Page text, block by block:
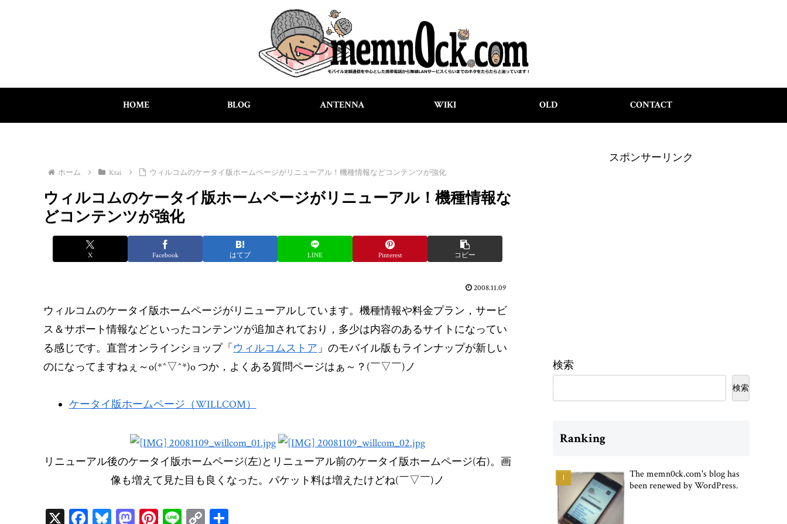
HOME BLOG ANTENNA WIKI OLD CONTACT
ホーム Ktai ウィルコムのケータイ版ホームページがリニューアル！機種情報などコンテンツが強化
ウィルコムのケータイ版ホームページがリニューアル！機種情報な
どコンテンツが強化
X Facebook はてブ LINE Pinterest コピー
2008.11.09
ウィルコムのケータイ版ホームページがリニューアルしています。機種情報や料金プラン，サービ
ス＆サポート情報などといったコンテンツが追加されており，多少は内容のあるサイトになってい
る感じです。直営オンラインショップ「 ウィルコムストア 」のモバイル版もラインナップが新しい
のになってますねぇ～o(*^▽^*)o つか，よくある質問ページはぁ～？(￣▽￣)ノ
ケータイ版ホームページ（WILLCOM）
リニューアル後のケータイ版ホームページ(左)とリニューアル前のケータイ版ホームページ(右)。画
像も増えて見た目も良くなった。パケット料は増えたけどね(￣▽￣)ノ
X Fa Bl M Pi Li C
スポンサーリンク
検索
検索
Ranking
The memn0ck.com's blog has
been renewed by WordPress.